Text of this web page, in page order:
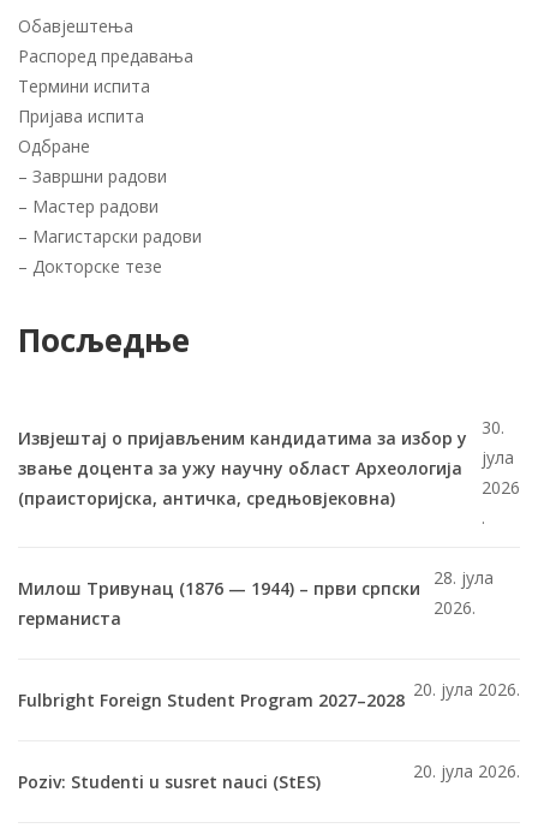
Обавјештења
Распоред предавања
Термини испита
Пријава испита
Одбране
– Завршни радови
– Мастер радови
– Магистарски радови
– Докторске тезе
Посљедње
Извјештај о пријављеним кандидатима за избор у
звање доцента за ужу научну област Археологија
(праисторијска, античка, средњовјековна)
30.
јула
2026
.
Милош Тривунац (1876 — 1944) – први српски
германиста
28. јула
2026.
Fulbright Foreign Student Program 2027–2028 20. јула 2026.
Poziv: Studenti u susret nauci (StES) 20. јула 2026.